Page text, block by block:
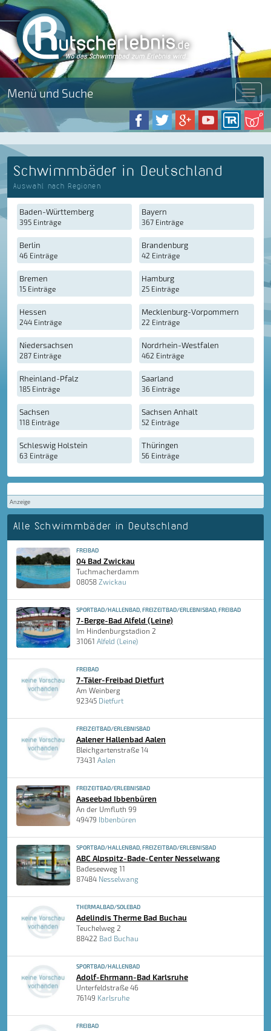
Menü und Suche Menü
Schwimmbäder in Deutschland
Auswahl nach Regionen
Baden-Württemberg
395 Einträge
Bayern
367 Einträge
Berlin
46 Einträge
Brandenburg
42 Einträge
Bremen
15 Einträge
Hamburg
25 Einträge
Hessen
244 Einträge
Mecklenburg-Vorpommern
22 Einträge
Niedersachsen
287 Einträge
Nordrhein-Westfalen
462 Einträge
Rheinland-Pfalz
185 Einträge
Saarland
36 Einträge
Sachsen
118 Einträge
Sachsen Anhalt
52 Einträge
Schleswig Holstein
63 Einträge
Thüringen
56 Einträge
Anzeige
Alle Schwimmbäder in Deutschland
FREIBAD
04 Bad Zwickau
Tuchmacherdamm
08058 Zwickau
SPORTBAD/HALLENBAD, FREIZEITBAD/ERLEBNISBAD, FREIBAD
7-Berge-Bad Alfeld (Leine)
Im Hindenburgstadion 2
31061 Alfeld (Leine)
FREIBAD
7-Täler-Freibad Dietfurt
Am Weinberg
92345 Dietfurt
FREIZEITBAD/ERLEBNISBAD
Aalener Hallenbad Aalen
Bleichgartenstraße 14
73431 Aalen
FREIZEITBAD/ERLEBNISBAD
Aaseebad Ibbenbüren
An der Umfluth 99
49479 Ibbenbüren
SPORTBAD/HALLENBAD, FREIZEITBAD/ERLEBNISBAD
ABC Alpspitz-Bade-Center Nesselwang
Badeseeweg 11
87484 Nesselwang
THERMALBAD/SOLEBAD
Adelindis Therme Bad Buchau
Teuchelweg 2
88422 Bad Buchau
SPORTBAD/HALLENBAD
Adolf-Ehrmann-Bad Karlsruhe
Unterfeldstraße 46
76149 Karlsruhe
FREIBAD